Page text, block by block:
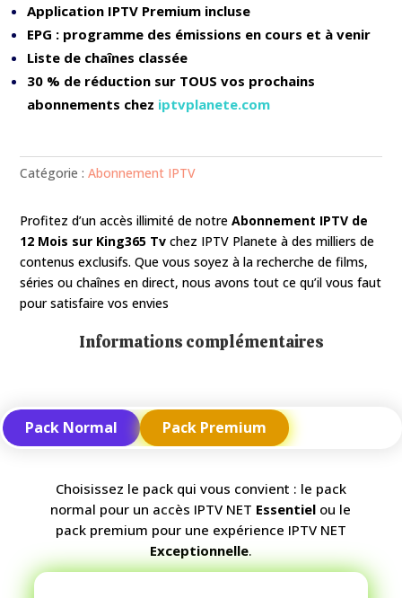
Application IPTV Premium incluse
EPG : programme des émissions en cours et à venir
Liste de chaînes classée
30 % de réduction sur TOUS vos prochains
abonnements chez iptvplanete.com
Catégorie :Abonnement IPTV
Profitez d’un accès illimité de notreAbonnement IPTV de
12 Mois sur King365 Tv chez IPTV Planete à des milliers de
contenus exclusifs. Que vous soyez à la recherche de films,
séries ou chaînes en direct, nous avons tout ce qu’il vous faut
pour satisfaire vos envies
Informations complémentaires
Pack Normal Pack Premium
Choisissez le pack qui vous convient : le pack
normal pour un accès IPTV NET Essentiel ou le
pack premium pour une expérience IPTV NET
Exceptionnelle.